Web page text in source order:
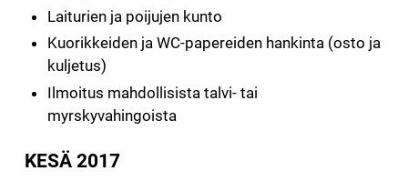
Laiturien ja poijujen kunto
Kuorikkeiden ja WC-papereiden hankinta (osto ja
kuljetus)
Ilmoitus mahdollisista talvi- tai
myrskyvahingoista
KESÄ 2017